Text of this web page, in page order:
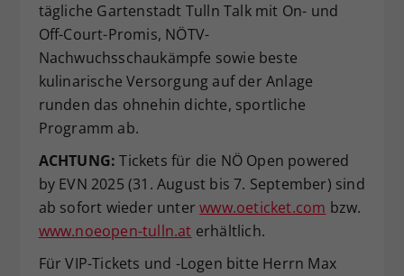
tägliche Gartenstadt Tulln Talk mit On- und
Off-Court-Promis, NÖTV-
Nachwuchsschaukämpfe sowie beste
kulinarische Versorgung auf der Anlage
runden das ohnehin dichte, sportliche
Programm ab.
ACHTUNG: Tickets für die NÖ Open powered
by EVN 2025 (31. August bis 7. September) sind
ab sofort wieder unterwww.oeticket.com bzw.
www.noeopen-tulln.at erhältlich.
Für VIP-Tickets und -Logen bitte Herrn Max